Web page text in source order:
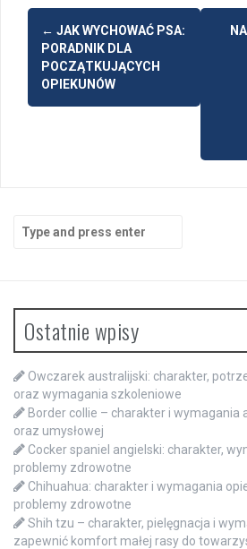
Post
navigation
← JAK WYCHOWAĆ PSA:
PORADNIK DLA
POCZĄTKUJĄCYCH
OPIEKUNÓW
for:
Ostatnie wpisy
Owczarek australijski: charakter,
oraz wymagania szkoleniowe
Border collie – charakter i wymagania
oraz umysłowej
Cocker spaniel angielski: charakter,
problemy zdrowotne
Chihuahua: charakter i wymagania
problemy zdrowotne
Shih tzu – charakter, pielęgnacja i
zapewnić komfort małej rasy do